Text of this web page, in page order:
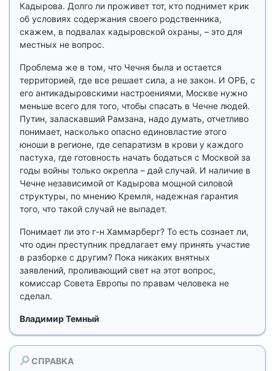
Кадырова. Долго ли проживет тот, кто поднимет крик
об условиях содержания своего родственника,
скажем, в подвалах кадыровской охраны, – это для
местных не вопрос.
Проблема же в том, что Чечня была и остается
территорией, где все решает сила, а не закон. И ОРБ, с
его антикадыровскими настроениями, Москве нужно
меньше всего для того, чтобы спасать в Чечне людей.
Путин, заласкавший Рамзана, надо думать, отчетливо
понимает, насколько опасно единовластие этого
юноши в регионе, где сепаратизм в крови у каждого
пастуха, где готовность начать бодаться с Москвой за
годы войны только окрепла – дай случай. И наличие в
Чечне независимой от Кадырова мощной силовой
структуры, по мнению Кремля, надежная гарантия
того, что такой случай не выпадет.
Понимает ли это г-н Хаммарберг? То есть сознает ли,
что один преступник предлагает ему принять участие
в разборке с другим? Пока никаких внятных
заявлений, проливающий свет на этот вопрос,
комиссар Совета Европы по правам человека не
сделал.
Владимир Темный
СПРАВКА